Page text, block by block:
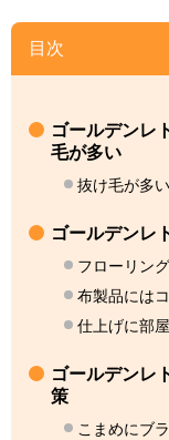
目次
ゴールデンレ
毛が多い
抜け毛が多
ゴールデンレ
フローリン
布製品には
仕上げに部
ゴールデンレ
策
こまめにブ